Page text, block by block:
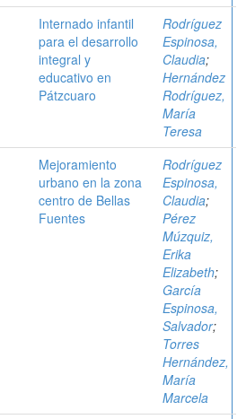
Internado infantil
para el desarrollo
integral y
educativo en
Pátzcuaro
Rodríguez
Espinosa,
Claudia;
Hernández
Rodríguez,
María
Teresa
Mejoramiento
urbano en la zona
centro de Bellas
Fuentes
Rodríguez
Espinosa,
Claudia;
Pérez
Múzquiz,
Erika
Elizabeth;
García
Espinosa,
Salvador;
Torres
Hernández,
María
Marcela